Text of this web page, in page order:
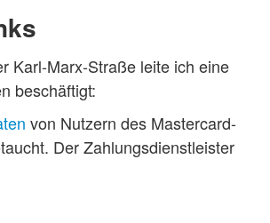
Karl-Marx-Straße leite ich eine
beschäftigt:
von Nutzern des Mastercard-
Der Zahlungsdienstleister